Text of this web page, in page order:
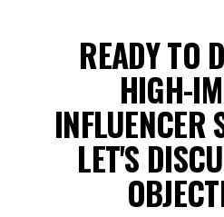
READY TO
HIGH-
INFLUENCER
LET'S